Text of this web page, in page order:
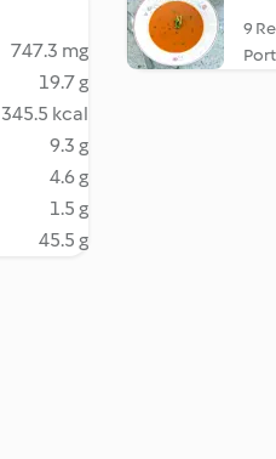
747.3 mg
19.7 g
kcal
9.3 g
4.6 g
1.5 g
45.5 g
9